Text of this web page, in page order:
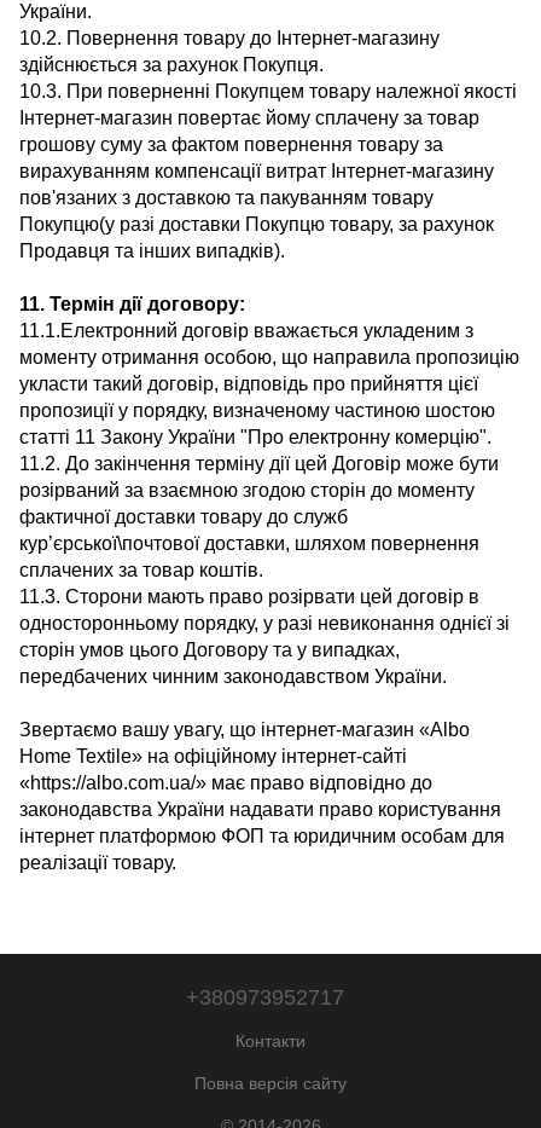
України.
10.2. Повернення товару до Інтернет-магазину
здійснюється за рахунок Покупця.
10.3. При поверненні Покупцем товару належної якості
Інтернет-магазин повертає йому сплачену за товар
грошову суму за фактом повернення товару за
вирахуванням компенсації витрат Інтернет-магазину
пов'язаних з доставкою та пакуванням товару
Покупцю(у разі доставки Покупцю товару, за рахунок
Продавця та інших випадків).
11. Термін дії договору:
11.1.Електронний договір вважається укладеним з
моменту отримання особою, що направила пропозицію
укласти такий договір, відповідь про прийняття цієї
пропозиції у порядку, визначеному частиною шостою
статті 11 Закону України "Про електронну комерцію".
11.2. До закінчення терміну дії цей Договір може бути
розірваний за взаємною згодою сторін до моменту
фактичної доставки товару до служб
кур’єрської\почтової доставки, шляхом повернення
сплачених за товар коштів.
11.3. Сторони мають право розірвати цей договір в
односторонньому порядку, у разі невиконання однієї зі
сторін умов цього Договору та у випадках,
передбачених чинним законодавством України.
Звертаємо вашу увагу, що інтернет-магазин «Albo
Home Textile» на офіційному інтернет-сайті
«https://albo.com.ua/» має право відповідно до
законодавства України надавати право користування
інтернет платформою ФОП та юридичним особам для
реалізації товару.
+380973952717
Контакти
Повна версія сайту